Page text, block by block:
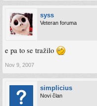
syss
Veteran foruma
e pa to se tražilo
Nov 9, 2007
simplicius
Novi član